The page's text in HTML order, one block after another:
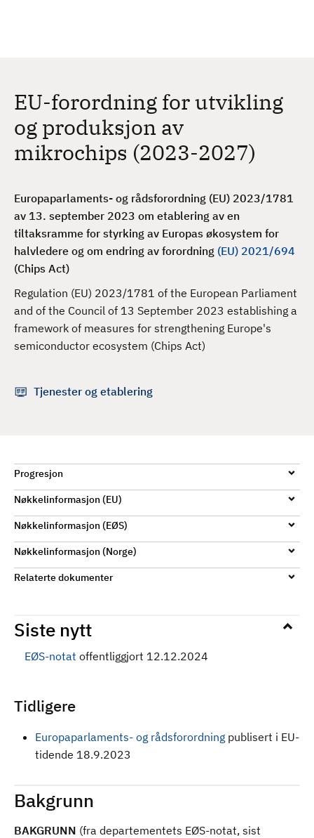
EU-forordning for utvikling
og produksjon av
mikrochips (2023-2027)
Europaparlaments- og rådsforordning (EU) 2023/1781
av 13. september 2023 om etablering av en
tiltaksramme for styrking av Europas økosystem for
halvledere og om endring av forordning (EU) 2021/694
(Chips Act)
Regulation (EU) 2023/1781 of the European Parliament
and of the Council of 13 September 2023 establishing a
framework of measures for strengthening Europe's
semiconductor ecosystem (Chips Act)
Tjenester og etablering
Progresjon
Nøkkelinformasjon (EU)
Nøkkelinformasjon (EØS)
Nøkkelinformasjon (Norge)
Relaterte dokumenter
Siste nytt
EØS-notat offentliggjort 12.12.2024
Tidligere
Europaparlaments- og rådsforordning publisert i EU-
tidende 18.9.2023
Bakgrunn
BAKGRUNN (fra departementets EØS-notat, sist